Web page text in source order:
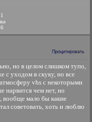
Процитировать
но в целом слишком тупо,
с уходом в скуку, но все
vhs с некоторыми
нарвится чем нет, но
вообще мало бы какие
советовать, хоть и люблю